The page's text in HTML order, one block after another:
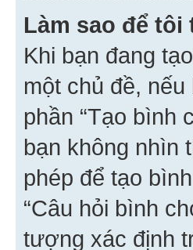
Làm sao để
Khi bạn đang
một chủ đề,
phần “Tạo bình
bạn không nhìn
phép để tạo
“Câu hỏi bình
tượng xác định